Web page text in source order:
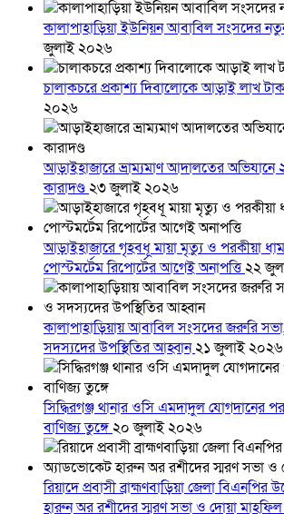
কালাপাহাড়িয়া ইউনিয়ন আবাবিল সংসদের
জুলাই ২০২৬
চালাকচরে প্রকাশ্য দিবালোকে আড়াই লাখ
২০২৬
আড়াইহাজারে ভ্রাম্যমাণ আদালতের অভিযানে
কারাদণ্ড২৩ জুলাই ২০২৬
আড়াইহাজারে গৃহবধূ মায়া মৃত্যু ও পরকীয়া
পোস্টমর্টেম রিপোর্টের আগেই অনাপত্তি২২
কালাপাহাড়িয়ায় আবাবিল সংসদের জরুরি
সদস্যদের উপস্থিতির আহ্বান২১ জুলাই ২০২৬
সিদ্ধিরগঞ্জ থানার ওসি এমদাদুল যোগদানের
বাণিজ্য তুঙ্গে২০ জুলাই ২০২৬
রিয়াদে প্রবাসী ব্রাহ্মণবাড়িয়া জেলা
হারুন অর রশীদের স্মরণ সভা ও দোয়া মাহফিল